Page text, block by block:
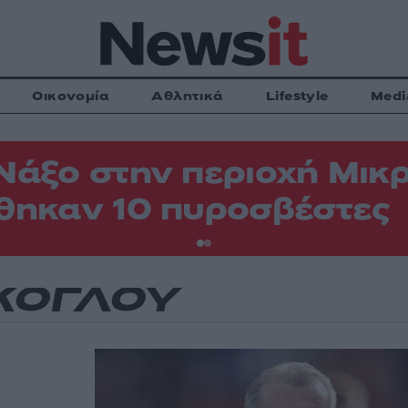
Οικονομία Αθλητικά Lifestyle
στην περιοχή
10 πυροσβέστες